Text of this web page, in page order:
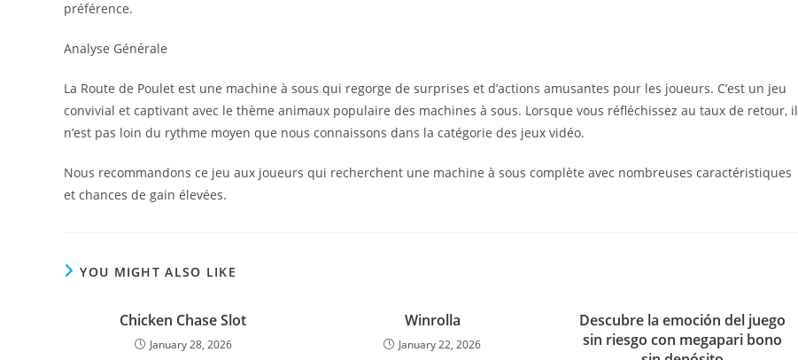
préférence.
Analyse Générale
La Route de Poulet est une machine à sous qui regorge de surprises et d’actions amusantes pour les joueurs. C’est un jeu
convivial et captivant avec le thème animaux populaire des machines à sous. Lorsque vous réfléchissez au taux de retour, il
n’est pas loin du rythme moyen que nous connaissons dans la catégorie des jeux vidéo.
Nous recommandons ce jeu aux joueurs qui recherchent une machine à sous complète avec nombreuses caractéristiques
et chances de gain élevées.
YOU MIGHT ALSO LIKE
Chicken Chase Slot
January 28, 2026
Winrolla
January 22, 2026
Descubre la emoción del juego
sin riesgo con megapari bono